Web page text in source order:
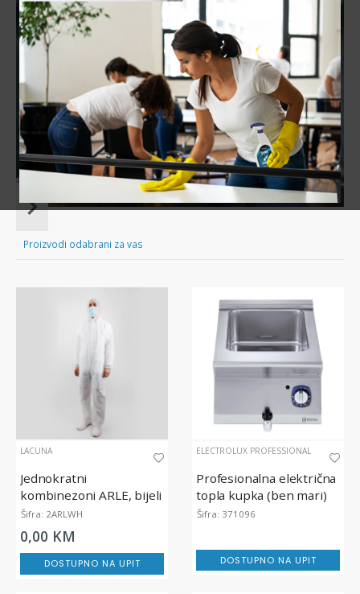
Sve za čišćenje tvog doma nadohvat ruke!
Item
ofProizvodi odabrani za vas
LACUNA
Jednokratni
kombinezoni ARLE, bijeli
Šifra: 2ARLWH
0,00 KM
DOSTUPNO NA UPIT
ELECTROLUX PROFESSIONAL
Profesionalna električna
topla kupka (ben mari)
za održavanje topline
Šifra: 371096
DOSTUPNO NA UPIT